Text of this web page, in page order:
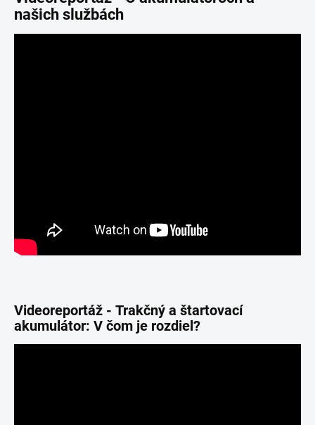
našich službách
Videoreportáž - Trakčný a štartovací
akumulátor: V čom je rozdiel?